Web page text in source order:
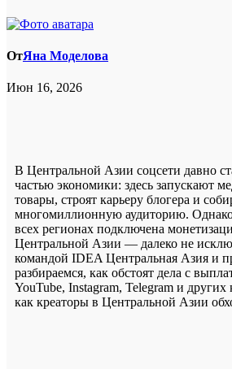
ОтЯна Моделова
Июн 16, 2026
В Центральной Азии соцсети давно
частью экономики: здесь запускают
товары, строят карьеру блогера и
многомиллионную аудиторию.
всех регионах подключена
Центральной Азии — далеко не
командой IDEA Центральная Азия и
разбираемся, как обстоят дела с
YouTube, Instagram, Telegram и
как креаторы в Центральной Азии